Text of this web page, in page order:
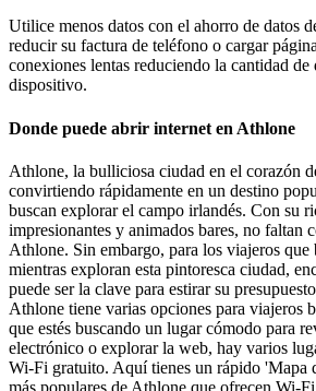
Utilice menos datos con el ahorro de datos
reducir su factura de teléfono o cargar
conexiones lentas reduciendo la cantidad de
dispositivo.
Donde puede abrir internet en Athlone
Athlone, la bulliciosa ciudad en el corazón
convirtiendo rápidamente en un destino
buscan explorar el campo irlandés. Con su
impresionantes y animados bares, no faltan
Athlone. Sin embargo, para los viajeros que
mientras exploran esta pintoresca ciudad,
puede ser la clave para estirar su
Athlone tiene varias opciones para viajeros
que estés buscando un lugar cómodo para
electrónico o explorar la web, hay varios
Wi-Fi gratuito. Aquí tienes un rápido 'Mapa
más populares de Athlone que ofrecen Wi-